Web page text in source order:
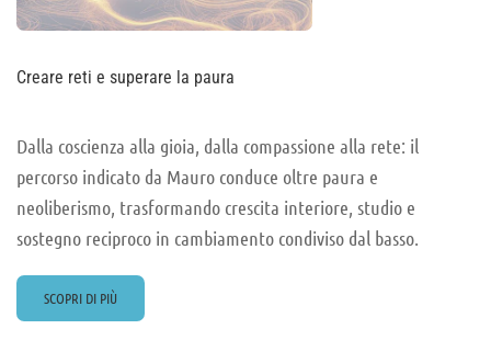
Creare reti e superare la paura
Dalla coscienza alla gioia, dalla compassione alla rete: il
percorso indicato da Mauro conduce oltre paura e
neoliberismo, trasformando crescita interiore, studio e
sostegno reciproco in cambiamento condiviso dal basso.
READ
MORE
SCOPRI DI PIÙ